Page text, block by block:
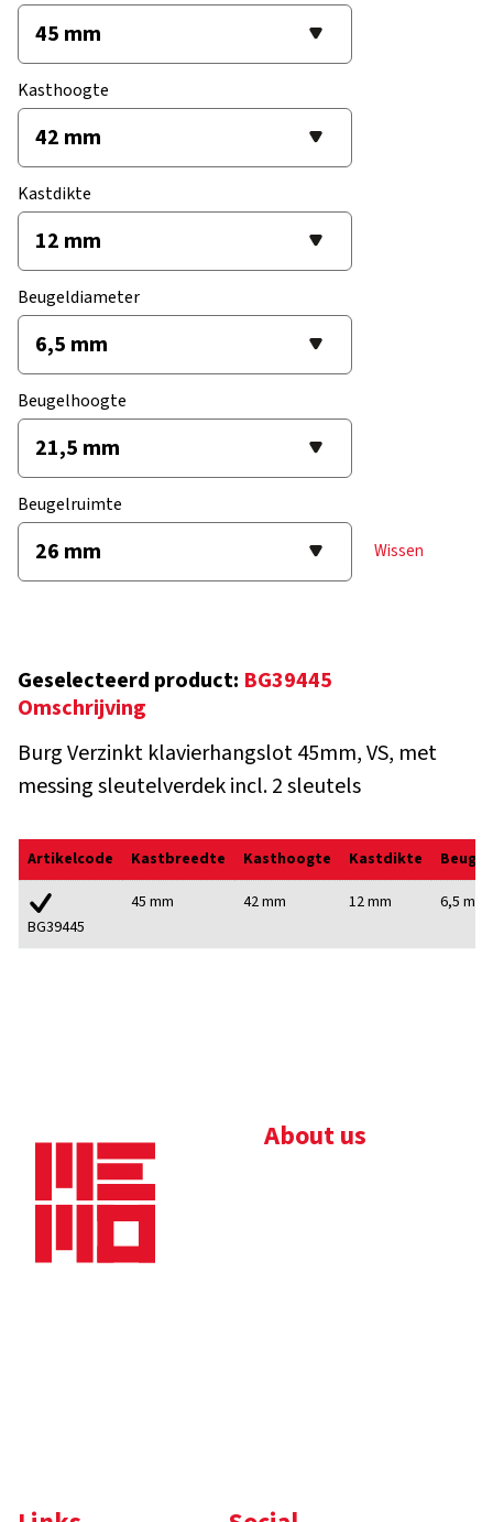
Kasthoogte
Kastdikte
Beugeldiameter
Beugelhoogte
Beugelruimte
Wissen
Geselecteerd product: BG39445
Omschrijving
Burg Verzinkt klavierhangslot 45mm, VS, met
messing sleutelverdek incl. 2 sleutels
Artikelcode Kastbreedte Kasthoogte Kastdikte
BG39445
45 mm 42 mm 12 mm 6,5 mm
About us